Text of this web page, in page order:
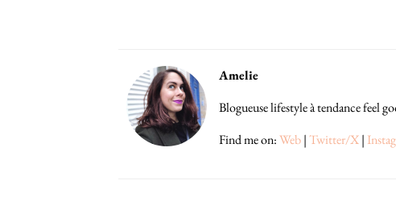
Amelie
Blogueuse lifestyle à tendance feel
Find me on:Web|Twitter/X|